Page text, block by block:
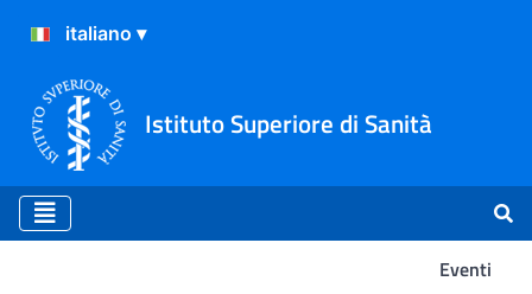
Istituto Superiore di Sanità
Eventi